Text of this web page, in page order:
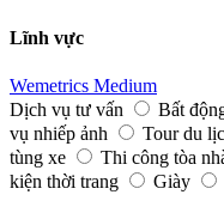
Lĩnh vực
Wemetrics Medium
Dịch vụ tư vấn
Bất
vụ nhiếp ảnh
Tour du
tùng xe
Thi công tòa
kiện thời trang
Giày